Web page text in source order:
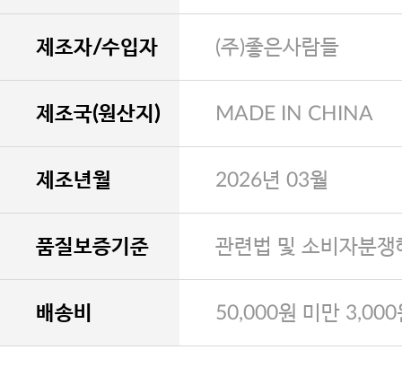
제조자/수입자 (주)좋은사람들
제조국(원산지) MADE IN CHINA
제조년월 2026년 03월
품질보증기준 관련법 및 소비자분
배송비 50,000원 미만 3,000